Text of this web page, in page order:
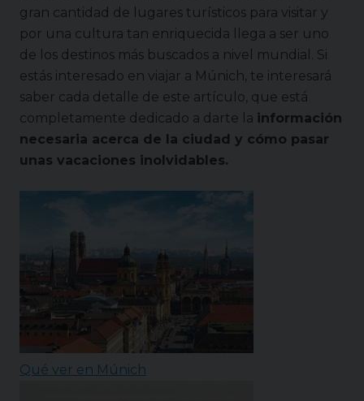
gran cantidad de lugares turísticos para visitar y
por una cultura tan enriquecida llega a ser uno
de los destinos más buscados a nivel mundial. Si
estás interesado en viajar a Múnich, te interesará
saber cada detalle de este artículo, que está
completamente dedicado a darte la información
necesaria acerca de la ciudad y cómo pasar
unas vacaciones inolvidables.
Qué ver en Múnich